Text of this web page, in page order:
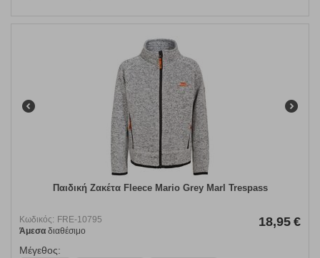
Παιδική Ζακέτα Fleece Mario Grey Marl Trespass
Κωδικός: FRE-10795
Άμεσα διαθέσιμο
18,95 €
Μέγεθος: